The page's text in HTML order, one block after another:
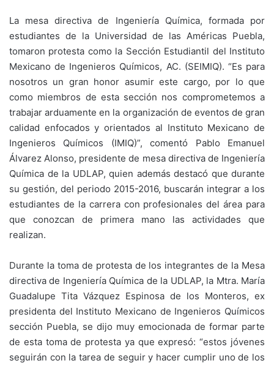
La mesa directiva de Ingeniería Química, formada por
estudiantes de la Universidad de las Américas Puebla,
tomaron protesta como la Sección Estudiantil del Instituto
Mexicano de Ingenieros Químicos, AC. (SEIMIQ). “Es para
nosotros un gran honor asumir este cargo, por lo que
como miembros de esta sección nos comprometemos a
trabajar arduamente en la organización de eventos de gran
calidad enfocados y orientados al Instituto Mexicano de
Ingenieros Químicos (IMIQ)”, comentó Pablo Emanuel
Álvarez Alonso, presidente de mesa directiva de Ingeniería
Química de la UDLAP, quien además destacó que durante
su gestión, del periodo 2015-2016, buscarán integrar a los
estudiantes de la carrera con profesionales del área para
que conozcan de primera mano las actividades que
realizan.
Durante la toma de protesta de los integrantes de la Mesa
directiva de Ingeniería Química de la UDLAP, la Mtra. María
Guadalupe Tita Vázquez Espinosa de los Monteros, ex
presidenta del Instituto Mexicano de Ingenieros Químicos
sección Puebla, se dijo muy emocionada de formar parte
de esta toma de protesta ya que expresó: “estos jóvenes
seguirán con la tarea de seguir y hacer cumplir uno de los